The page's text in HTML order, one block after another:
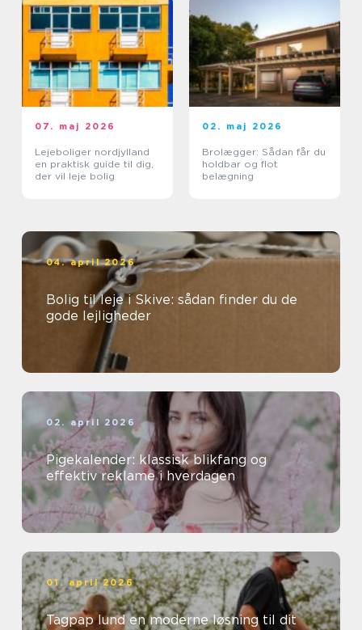
07. maj 2026
Lejeboliger nordjylland
en praktisk guide til dig,
der vil leje bolig
02. maj 2026
Brolægger: Sådan får du
holdbar og flot
belægning
04. april 2026
Bolig til leje i Skive: sådan finder du de
gode lejligheder
02. april 2026
Pigekalender: klassisk blikfang og
effektiv reklame i hverdagen
01. april 2026
Tagpap lund en moderne løsning til dit